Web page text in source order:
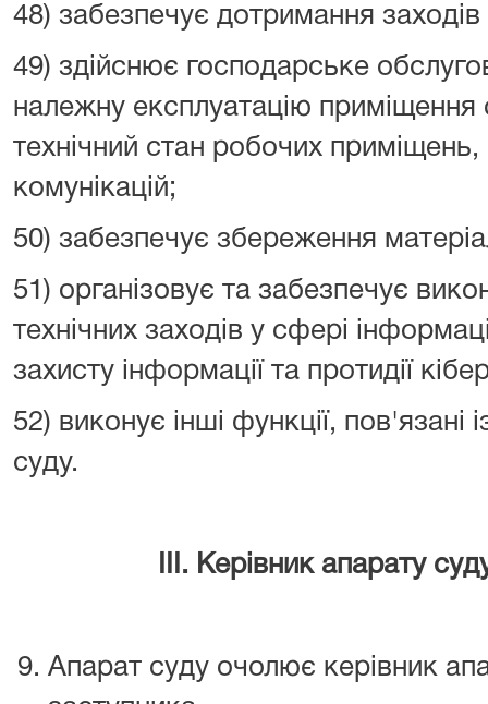
48) забезпечує дотримання
49) здійснює господарське
належну експлуатацію приміщення
технічний стан робочих приміщень,
комунікацій;
50) забезпечує збереження
51) організовує та забезпечує
технічних заходів у сфері
захисту інформації та протидії
52) виконує інші функції, пов'язані
суду.
III. Керівник апарату
Апарат суду очолює керівник